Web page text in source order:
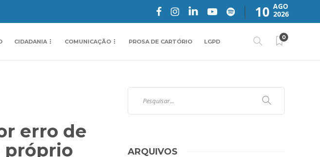
10 AGO
2026
CIDADANIA COMUNICAÇÃO PROSA DE CARTÓRIO LGPD
0
erro de
próprio
ARQUIVOS